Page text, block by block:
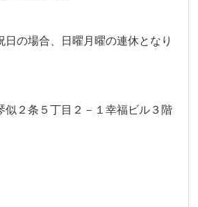
の場合、日曜月曜の連休となり
似２条５丁目２－１幸福ビル３階